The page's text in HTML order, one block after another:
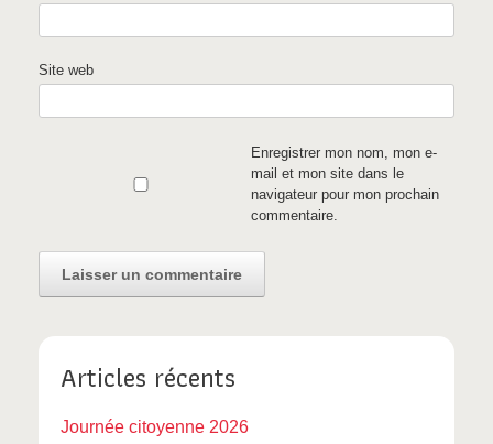
Site web
Enregistrer mon nom, mon e-
mail et mon site dans le
navigateur pour mon prochain
commentaire.
Articles récents
Journée citoyenne 2026